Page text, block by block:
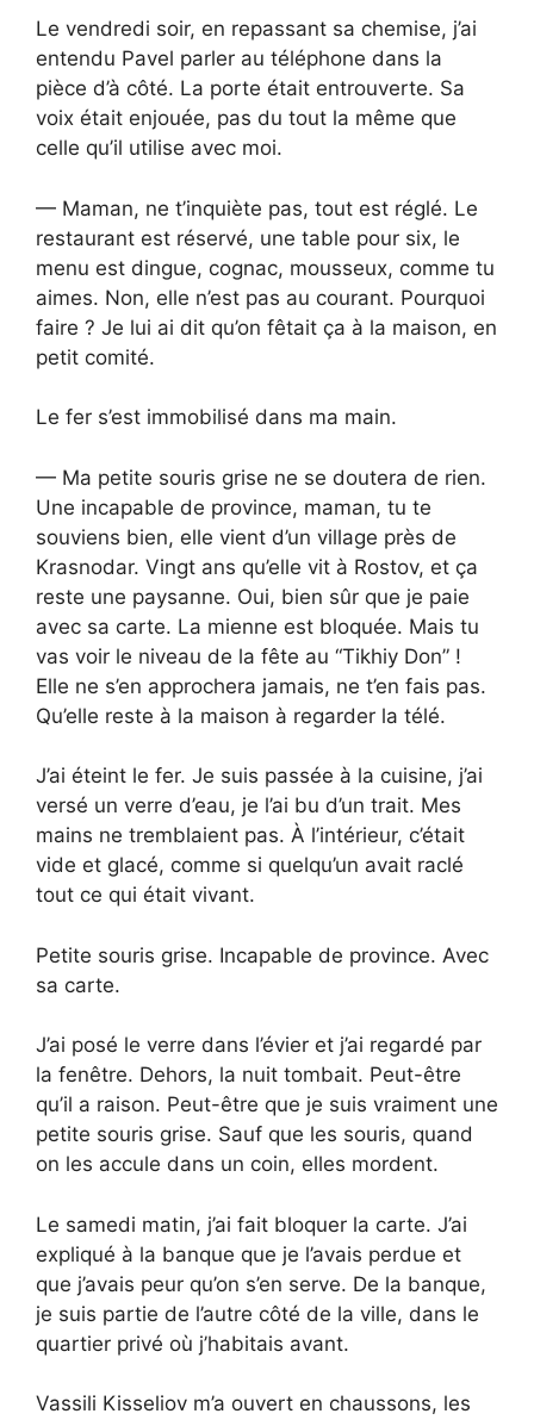
Le vendredi soir, en repassant sa chemise, j’ai
entendu Pavel parler au téléphone dans la
pièce d’à côté. La porte était entrouverte. Sa
voix était enjouée, pas du tout la même que
celle qu’il utilise avec moi.
— Maman, ne t’inquiète pas, tout est réglé. Le
restaurant est réservé, une table pour six, le
menu est dingue, cognac, mousseux, comme tu
aimes. Non, elle n’est pas au courant. Pourquoi
faire ? Je lui ai dit qu’on fêtait ça à la maison, en
petit comité.
Le fer s’est immobilisé dans ma main.
— Ma petite souris grise ne se doutera de rien.
Une incapable de province, maman, tu te
souviens bien, elle vient d’un village près de
Krasnodar. Vingt ans qu’elle vit à Rostov, et ça
reste une paysanne. Oui, bien sûr que je paie
avec sa carte. La mienne est bloquée. Mais tu
vas voir le niveau de la fête au “Tikhiy Don” !
Elle ne s’en approchera jamais, ne t’en fais pas.
Qu’elle reste à la maison à regarder la télé.
J’ai éteint le fer. Je suis passée à la cuisine, j’ai
versé un verre d’eau, je l’ai bu d’un trait. Mes
mains ne tremblaient pas. À l’intérieur, c’était
vide et glacé, comme si quelqu’un avait raclé
tout ce qui était vivant.
Petite souris grise. Incapable de province. Avec
sa carte.
J’ai posé le verre dans l’évier et j’ai regardé par
la fenêtre. Dehors, la nuit tombait. Peut-être
qu’il a raison. Peut-être que je suis vraiment une
petite souris grise. Sauf que les souris, quand
on les accule dans un coin, elles mordent.
Le samedi matin, j’ai fait bloquer la carte. J’ai
expliqué à la banque que je l’avais perdue et
que j’avais peur qu’on s’en serve. De la banque,
je suis partie de l’autre côté de la ville, dans le
quartier privé où j’habitais avant.
Vassili Kisseliov m’a ouvert en chaussons, les